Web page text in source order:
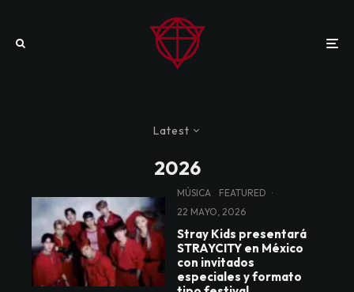
Latest
2026
MÚSICA FEATURED ·
22 MAYO, 2026
Stray Kids presentará
STRAYCITY en México
con invitados
especiales y formato